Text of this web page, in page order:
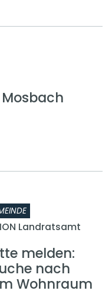
Landratsamt
melden:
nach
Wohnraum